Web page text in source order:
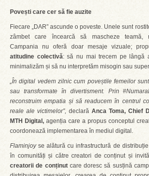
Povești care cer să fie auzite
Fiecare „DAR” ascunde o poveste. Unele sunt
zâmbet care încearcă să mascheze teamă,
Campania nu oferă doar mesaje vizuale;
atitudine colectivă: să nu mai trecem pe lângă
minimalizăm și să nu interpretăm misogin sau
„În digital vedem zilnic cum poveștile femeilor
sau transformate în divertisment. Prin
reconstruim empatia și să readucem în centrul
reale ale victimelor”, declară Anca Toma, Chief
MTH Digital, agenția care a propus conceptul
coordonează implementarea în mediul digital.
Flaminjoyse alătură cu infrastructură de
în comunități și către creatori de conținut și
creatorii de conținutcare doresc să susțină